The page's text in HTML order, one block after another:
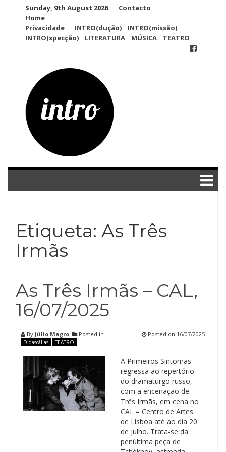
Sunday, 9th August 2026
Contacto
Home
Privacidade
INTRO(dução)
INTRO(missão)
INTRO(specção)
LITERATURA MÚSICA TEATRO
Etiqueta: As Três
Irmãs
As Três Irmãs – CAL,
16/07/2025
By Júlio Magro Posted in
Didascálias TEATRO
Posted on 16/07/2025
A Primeiros Sintomas
regressa ao repertório
do dramaturgo russo,
com a encenação de
Três Irmãs, em cena no
CAL – Centro de Artes
de Lisboa até ao dia 20
de julho. Trata-se da
penúltima peça de